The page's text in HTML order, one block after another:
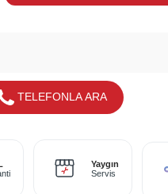
TELEFONLA ARA
Yaygın
Servis